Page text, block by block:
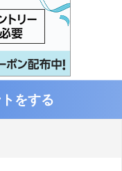
をする